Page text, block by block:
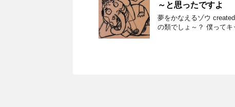
～と思ったですよ
夢をかなえるゾウ
の類でしょ～？ 僕って